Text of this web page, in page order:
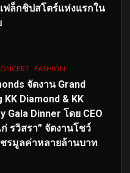
ฟล็กชิปสโตร์แห่งแรกใน
FASHION
จัดงาน Grand
KK Diamond & KK
Gala Dinner โดย CEO
รวิสรา” จัดงานโชว์
ชรมูลค่าหลายล้านบาท